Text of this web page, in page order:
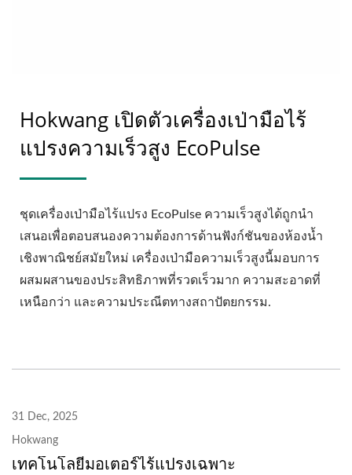
Hokwang เปิดตัวเครื่องเป่ามือไร้
แปรงความเร็วสูง EcoPulse
ชุดเครื่องเป่ามือไร้แปรง EcoPulse ความเร็วสูงได้ถูกนำ
เสนอเพื่อตอบสนองความต้องการด้านฟังก์ชันของห้องน้ำ
เชิงพาณิชย์สมัยใหม่ เครื่องเป่ามือความเร็วสูงนี้มอบการ
ผสมผสานของประสิทธิภาพที่รวดเร็วมาก ความสะอาดที่
เหนือกว่า และความประณีตทางสถาปัตยกรรม.
31 Dec, 2025
Hokwang
เทคโนโลยีมอเตอร์ไร้แปรงเฉพาะ